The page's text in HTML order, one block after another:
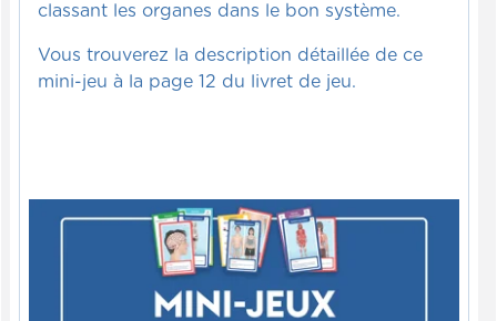
classant les organes dans le bon système.
Vous trouverez la description détaillée de ce
mini-jeu à la page 12 du livret de jeu.